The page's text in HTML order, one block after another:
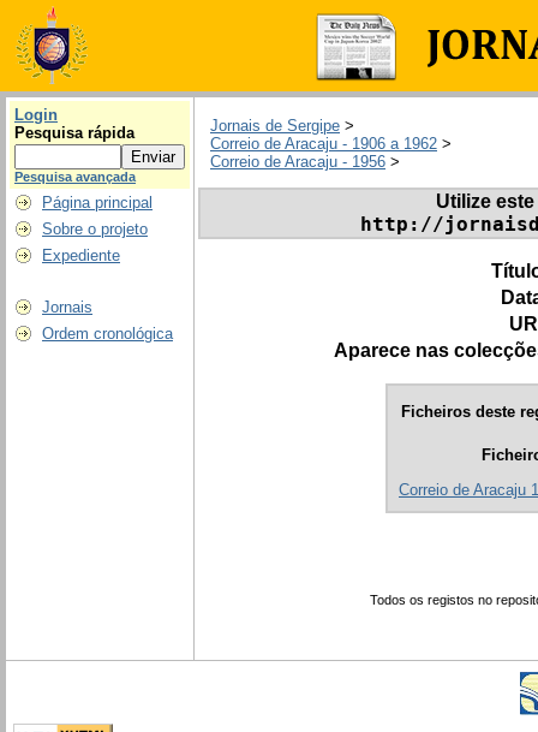
Login
Pesquisa rápida
Pesquisa avançada
Página principal
Sobre o projeto
Expediente
Jornais
Ordem cronológica
Jornais de Sergipe >
Correio de Aracaju - 1906 a 1962 >
Correio de Aracaju - 1956 >
Utilize
http://
Aparece nas
Ficheiros deste
Correio de Aracaju
Todos os registos no